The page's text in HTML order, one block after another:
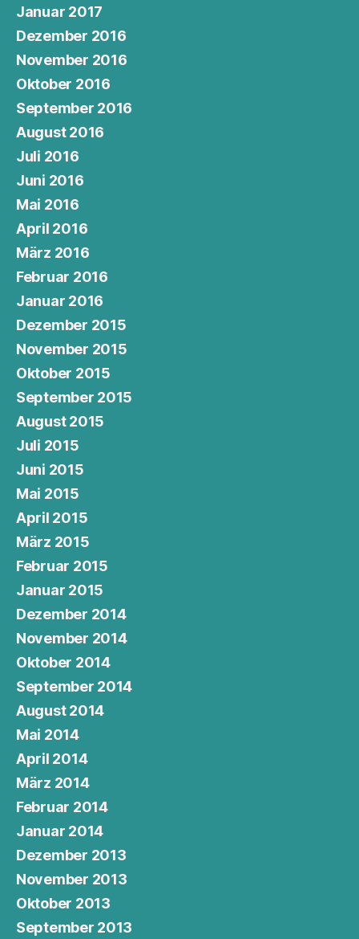
Januar 2017
Dezember 2016
November 2016
Oktober 2016
September 2016
August 2016
Juli 2016
Juni 2016
Mai 2016
April 2016
März 2016
Februar 2016
Januar 2016
Dezember 2015
November 2015
Oktober 2015
September 2015
August 2015
Juli 2015
Juni 2015
Mai 2015
April 2015
März 2015
Februar 2015
Januar 2015
Dezember 2014
November 2014
Oktober 2014
September 2014
August 2014
Mai 2014
April 2014
März 2014
Februar 2014
Januar 2014
Dezember 2013
November 2013
Oktober 2013
September 2013